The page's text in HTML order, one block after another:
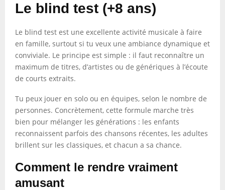
Le blind test (+8 ans)
Le blind test est une excellente activité musicale à faire
en famille, surtout si tu veux une ambiance dynamique et
conviviale. Le principe est simple : il faut reconnaître un
maximum de titres, d’artistes ou de génériques à l’écoute
de courts extraits.
Tu peux jouer en solo ou en équipes, selon le nombre de
personnes. Concrètement, cette formule marche très
bien pour mélanger les générations : les enfants
reconnaissent parfois des chansons récentes, les adultes
brillent sur les classiques, et chacun a sa chance.
Comment le rendre vraiment
amusant